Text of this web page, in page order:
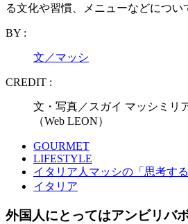
る文化や習慣、メニューなどについ
BY :
文／マッシ
CREDIT :
文・写真／スガイ マッシミ
（Web LEON）
GOURMET
LIFESTYLE
イタリア人マッシの「思考する
イタリア
外国人にとってはアンビリバ